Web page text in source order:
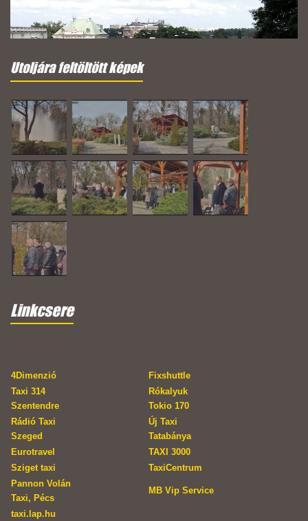
Utoljára feltöltött képek
Linkcsere
4Dimenzió
Fixshuttle
Taxi 314
Szentendre
Rókalyuk
Tokio 170
Rádió Taxi
Szeged
Új Taxi
Tatabánya
Eurotravel
TAXI 3000
Sziget taxi
TaxiCentrum
Pannon Volán
Taxi, Pécs
MB Vip Service
taxi.lap.hu